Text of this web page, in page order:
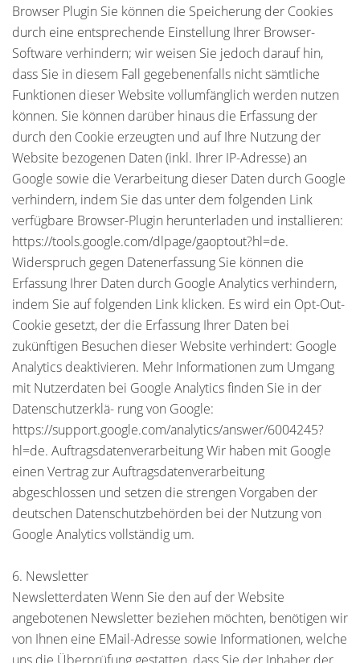
Browser Plugin Sie können die Speicherung der Cookies
durch eine entsprechende Einstellung Ihrer Browser-
Software verhindern; wir weisen Sie jedoch darauf hin,
dass Sie in diesem Fall gegebenenfalls nicht sämtliche
Funktionen dieser Website vollumfänglich werden nutzen
können. Sie können darüber hinaus die Erfassung der
durch den Cookie erzeugten und auf Ihre Nutzung der
Website bezogenen Daten (inkl. Ihrer IP-Adresse) an
Google sowie die Verarbeitung dieser Daten durch Google
verhindern, indem Sie das unter dem folgenden Link
verfügbare Browser-Plugin herunterladen und installieren:
https://tools.google.com/dlpage/gaoptout?hl=de.
Widerspruch gegen Datenerfassung Sie können die
Erfassung Ihrer Daten durch Google Analytics verhindern,
indem Sie auf folgenden Link klicken. Es wird ein Opt-Out-
Cookie gesetzt, der die Erfassung Ihrer Daten bei
zukünftigen Besuchen dieser Website verhindert: Google
Analytics deaktivieren. Mehr Informationen zum Umgang
mit Nutzerdaten bei Google Analytics finden Sie in der
Datenschutzerklä- rung von Google:
https://support.google.com/analytics/answer/6004245?
hl=de. Auftragsdatenverarbeitung Wir haben mit Google
einen Vertrag zur Auftragsdatenverarbeitung
abgeschlossen und setzen die strengen Vorgaben der
deutschen Datenschutzbehörden bei der Nutzung von
Google Analytics vollständig um.
6. Newsletter
Newsletterdaten Wenn Sie den auf der Website
angebotenen Newsletter beziehen möchten, benötigen wir
von Ihnen eine EMail-Adresse sowie Informationen, welche